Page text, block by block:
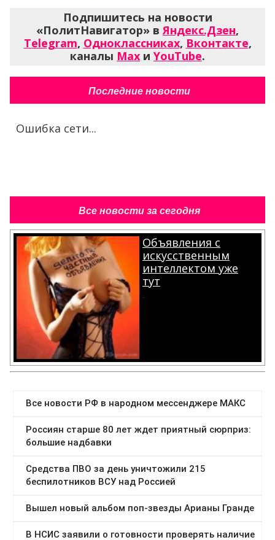
Подпишитесь на новости
«ПолитНавигатор» вЯндекс.Дзен,
Telegram, Одноклассниках, Вконтакте,
каналы Max и YouTube.
Последние новости
Ошибка сети...
Все новости за сегодня
Объявления с
искусственным
интеллектом уже
тут
.